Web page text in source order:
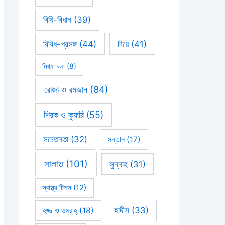
বিধি-বিধান (39)
বিবিধ-প্রসঙ্গ(44) বিয়ে(41)
মিথ্যা বলা(8)
রোজা ও রমজান(84)
শিরক ও কুফরি(55)
সচেতনতা(32) সন্তান(17)
সালাত(101) সুন্নাহ(31)
স্বাস্থ্য টিপস (12)
হজ্জ ও ওমরাহ্‌(18) হাদীস (33)